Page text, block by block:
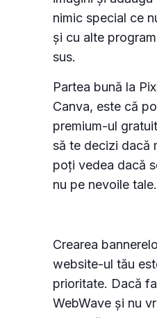
nimic special ce
și cu alte
sus.
Partea bună la
Canva, este că
premium-ul
să te decizi dacă
poți vedea dacă
nu pe nevoile tale.
Crearea
website-ul tău
prioritate. Dacă
WebWave și nu